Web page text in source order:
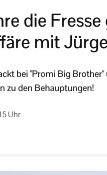
die
mit
bei "Promi Big
zu den Behauptungen!
Uhr